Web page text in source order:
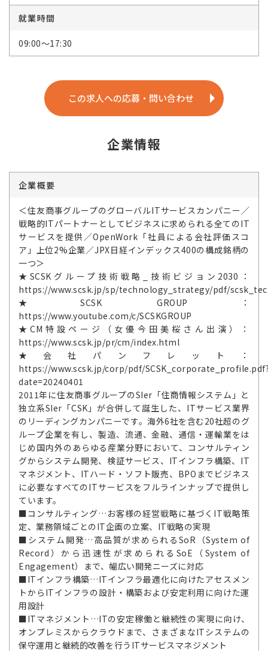
就業時間
09:00～17:30
この求人への応募・問い合わせ
企業情報
企業概要
＜住友商事グループのグローバルITサービスカンパニー／
戦略的ITパートナーとしてビジネスに求められる全てのIT
サービスを提供／OpenWork「社員による会社評価スコ
ア」上位2%企業／JPX日経インデックス400の構成銘柄の
一つ＞
★SCSKグループ技術戦略_技術ビジョン2030：
https://www.scsk.jp/sp/technology_strategy/pdf/
★SCSK GROUP：
https://www.youtube.com/c/SCSKGROUP
★CM特設ページ（女優今田美桜さん出演）：
https://www.scsk.jp/pr/cm/index.html
★会社パンフレット：
https://www.scsk.jp/corp/pdf/
date=20240401
2011年に住友商事グループのSIer「住商情報システム」と
独立系SIer「CSK」が合併して誕生した、ITサービス業界
のリーディングカンパニーです。海外6社を含む20社超のグ
ループ企業を有し、製造、流通、金融、通信・運輸業をは
じめ国内外のあらゆる産業分野において、コンサルティン
グからシステム開発、検証サービス、ITインフラ構築、IT
マネジメント、ITハード・ソフト販売、BPOまでビジネス
に必要なすべてのITサービスをフルラインナップで提供し
ています。
■コンサルティング…お客様の経営戦略に基づくIT戦略策
定、業務領域ごとのIT企画の立案、IT戦略の実現
■システム開発…高品質が求められるSoR（System of
Record）から迅速性が求められるSoE（System of
Engagement）まで、幅広い開発ニーズに対応
■ITインフラ構築…ITインフラ最適化に向けたアセスメン
トからITインフラの設計・構築および安定利用に向けた運
用設計
■ITマネジメント…ITの安定稼働と継続性の実現に向け、
オンプレミスからクラウドまで、さまざまなITシステムの
保守運用と継続的改善を行うITサービスマネジメント